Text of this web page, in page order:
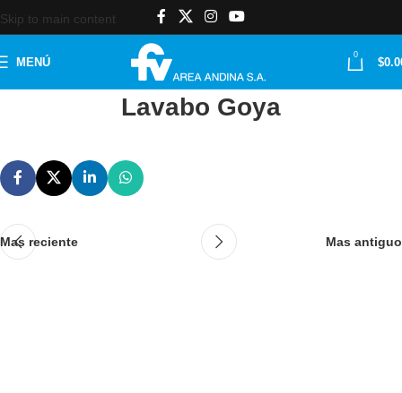
Skip to main content
MENÚ
0
$
Lavabo Goya
Mas reciente Mas antiguo